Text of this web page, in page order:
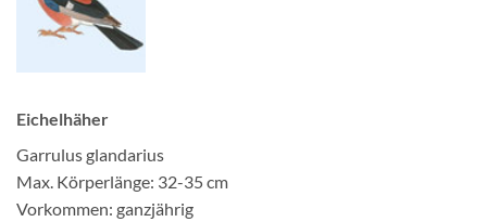
Eichelhäher
Garrulus glandarius
Max. Körperlänge: 32-35 cm
Vorkommen: ganzjährig